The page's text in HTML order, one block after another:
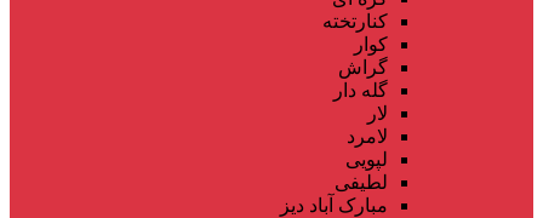
کنارتخته
کوار
گراش
گله دار
لار
لامرد
لپویی
لطیفی
مبارک آباد دیز